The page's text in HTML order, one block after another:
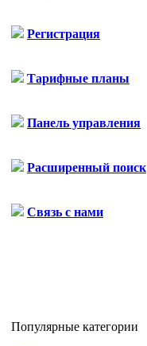
Регистрация
Тарифные планы
Панель управления
Расширенный поиск
Связь с нами
Популярные категории